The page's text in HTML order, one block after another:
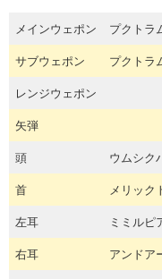
メインウェポン プクトラ
サブウェポン プクトラ
レンジウェポン
矢弾
頭 ウムシク
首 メリック
左耳 ミミルピ
右耳 アンドア